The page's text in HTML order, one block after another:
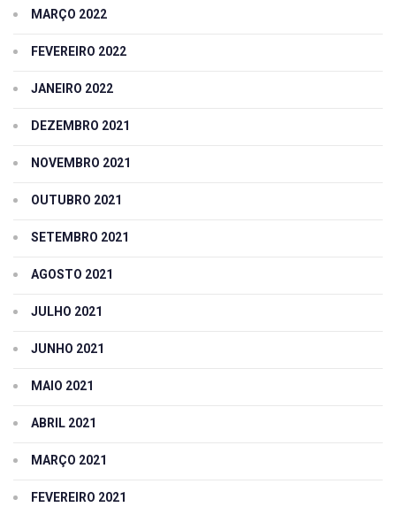
MARÇO 2022
FEVEREIRO 2022
JANEIRO 2022
DEZEMBRO 2021
NOVEMBRO 2021
OUTUBRO 2021
SETEMBRO 2021
AGOSTO 2021
JULHO 2021
JUNHO 2021
MAIO 2021
ABRIL 2021
MARÇO 2021
FEVEREIRO 2021